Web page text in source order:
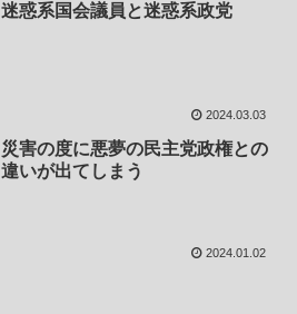
迷惑系国会議員と迷惑系政党
2024.03.03
災害の度に悪夢の民主党政権との
違いが出てしまう
2024.01.02